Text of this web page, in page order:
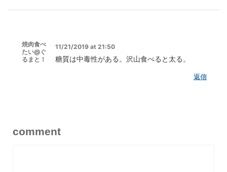
焼肉食べ
たい@ぐ
るまと！
11/21/2019 at 21:50
糖質は中毒性がある。沢山食べると太る。
返信
comment